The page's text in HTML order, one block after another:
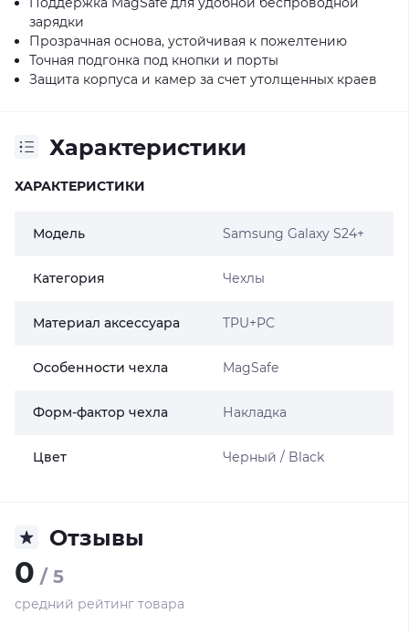
зарядки
Прозрачная основа, устойчивая к пожелтению
Точная подгонка под кнопки и порты
Защита корпуса и камер за счет утолщенных краев
Характеристики
ХАРАКТЕРИСТИКИ
Модель Samsung Galaxy S24+
Категория Чехлы
Материал аксессуара TPU+PC
Особенности чехла MagSafe
Форм-фактор чехла Накладка
Цвет Черный / Black
Отзывы
0 / 5
средний рейтинг товара